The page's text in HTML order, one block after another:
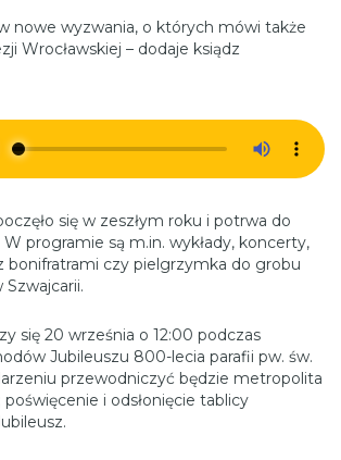
nowe wyzwania, o których mówi także
Wrocławskiej – dodaje ksiądz
się w zeszłym roku i potrwa do
programie są m.in. wykłady, koncerty,
bonifratrami czy pielgrzymka do grobu
się 20 września o 12:00 podczas
Jubileuszu 800-lecia parafii pw. św.
przewodniczyć będzie metropolita
i odsłonięcie tablicy